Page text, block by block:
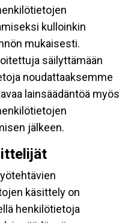
kulloinkin
mukaisesti.
säilyttämään
noudattaaksemme
lainsäädäntöä myös
jälkeen.
käsittely on
henkilötietoja